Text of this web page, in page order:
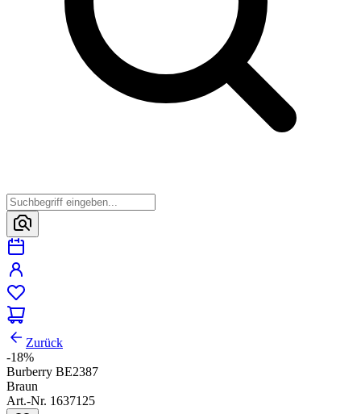
Zurück
-18%
Burberry BE2387
Braun
Art.-Nr. 1637125